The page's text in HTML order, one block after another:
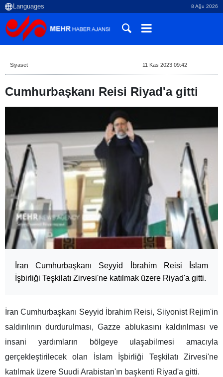
8 Ağu 2026
Siyaset 11 Kas 2023 09:42
Cumhurbaşkanı Reisi Riyad'a gitti
İran Cumhurbaşkanı Seyyid İbrahim Reisi İslam
İşbirliği Teşkilatı Zirvesi'ne katılmak üzere Riyad'a gitti.
İran Cumhurbaşkanı Seyyid İbrahim Reisi, Siiyonist Rejim'in
saldırılının durdurulması, Gazze ablukasını kaldırılması ve
insani yardımların bölgeye ulaşabilmesi amacıyla
gerçekleştirilecek olan İslam İşbirliği Teşkilatı Zirvesi'ne
katılmak üzere Suudi Arabistan'ın başkenti Riyad'a gitti.